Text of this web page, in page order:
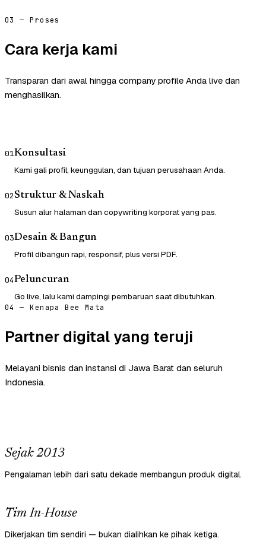
03 — Proses
Cara kerja kami
Transparan dari awal hingga company profile Anda live dan
menghasilkan.
01Konsultasi
Kami gali profil, keunggulan, dan tujuan perusahaan Anda.
02Struktur & Naskah
Susun alur halaman dan copywriting korporat yang pas.
03Desain & Bangun
Profil dibangun rapi, responsif, plus versi PDF.
04Peluncuran
Go live, lalu kami dampingi pembaruan saat dibutuhkan.
04 — Kenapa Bee Mata
Partner digital yang teruji
Melayani bisnis dan instansi di Jawa Barat dan seluruh
Indonesia.
Sejak 2013
Pengalaman lebih dari satu dekade membangun produk digital.
Tim In-House
Dikerjakan tim sendiri — bukan dialihkan ke pihak ketiga.